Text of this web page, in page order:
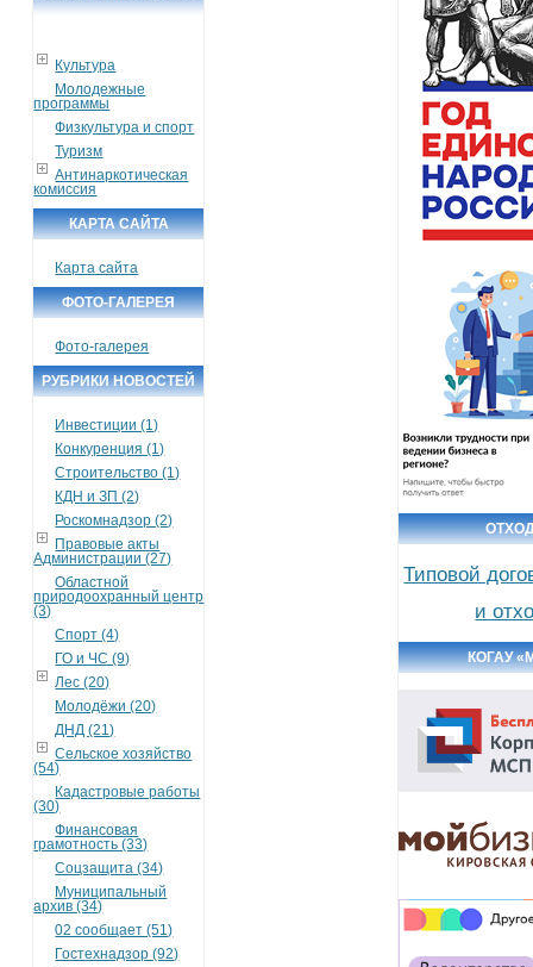
Культура
Молодежные
программы
Физкультура и спорт
Туризм
Антинаркотическая
комиссия
КАРТА САЙТА
Карта сайта
ФОТО-ГАЛЕРЕЯ
Фото-галерея
РУБРИКИ НОВОСТЕЙ
Инвестиции (1)
Конкуренция (1)
Строительство (1)
КДН и ЗП (2)
Роскомнадзор (2)
Правовые акты
Администрации (27)
Областной
природоохранный центр
(3)
Спорт (4)
ГО и ЧС (9)
Лес (20)
Молодёжи (20)
ДНД (21)
Сельское хозяйство
(54)
Кадастровые работы
(30)
Финансовая
грамотность (33)
Соцзащита (34)
Муниципальный
архив (34)
02 сообщает (51)
Гостехнадзор (92)
Типовой
и
КОГАУ